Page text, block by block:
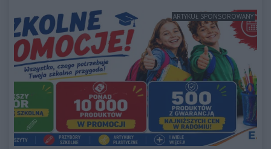
ARTYKUŁ SPONSOROWANY